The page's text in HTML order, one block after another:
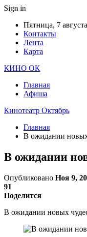
Sign in
Пятница, 7
Контакты
Лента
Карта
КИНО ОК
Главная
Афиша
Кинотеатр Октябрь
Главная
В ожидании новых
В ожидании
Опубликовано Ноя 9,
91
Поделится
В ожидании новых